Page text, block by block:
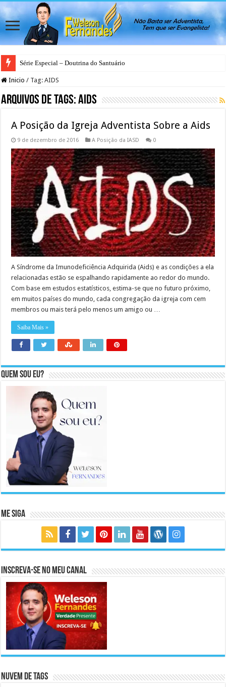
Série Especial – Doutrina do Santuário
Inicio / Tag:AIDS
Arquivos de Tags:AIDS
A Posição da Igreja Adventista Sobre a Aids
9 de dezembro de 2016 A Posição da IASD 0
A Síndrome da Imunodeficiência Adquirida (Aids) e as condições a ela
relacionadas estão se espalhando rapidamente ao redor do mundo.
Com base em estudos estatísticos, estima-se que no futuro próximo,
em muitos países do mundo, cada congregação da igreja com cem
membros ou mais terá pelo menos um amigo ou …
Saiba Mais »
Quem sou eu?
Me Siga
Inscreva-se no meu canal
Nuvem de Tags